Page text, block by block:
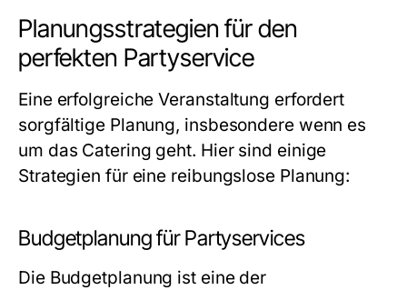
Planungsstrategien für den
perfekten Partyservice
Eine erfolgreiche Veranstaltung erfordert
sorgfältige Planung, insbesondere wenn es
um das Catering geht. Hier sind einige
Strategien für eine reibungslose Planung:
Budgetplanung für Partyservices
Die Budgetplanung ist eine der